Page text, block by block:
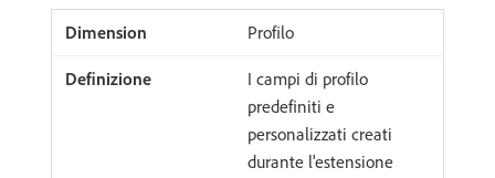
Profilo
I campi di profilo
predefiniti e
personalizzati creati
durante l'estensione